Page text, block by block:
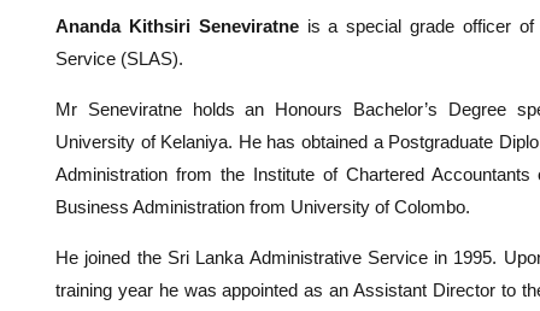
Ananda Kithsiri Seneviratneis a special grade officer of
Service (SLAS).
Mr Seneviratne holds an Honours Bachelor’s Degree
University of Kelaniya. He has obtained a Postgraduate
Administration from the Institute of Chartered
Business Administration from University of Colombo.
He joined the Sri Lanka Administrative Service in 1995.
training year he was appointed as an Assistant Director to